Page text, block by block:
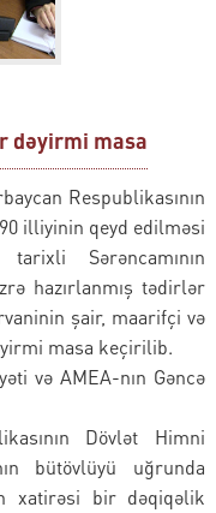
dəyirmi masa
Respublikasının
illiyinin qeyd edilməsi
Sərəncamının
hazırlanmış tədirlər
şair, maarifçi və
masa keçirilib.
və AMEA-nın Gəncə
Dövlət Himni
bütövlüyü uğrunda
xatirəsi bir dəqiqəlik